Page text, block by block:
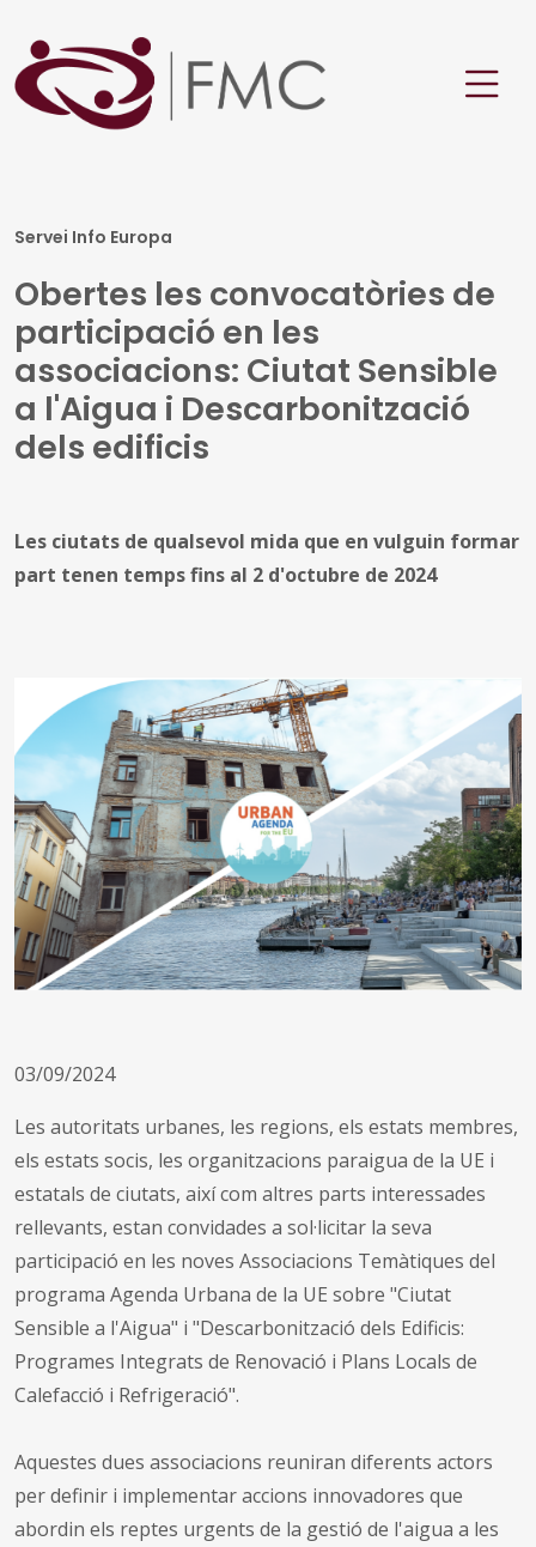
Servei Info Europa
Obertes les convocatòries de
participació en les
associacions: Ciutat Sensible
a l'Aigua i Descarbonització
dels edificis
Les ciutats de qualsevol mida que en vulguin formar
part tenen temps fins al 2 d'octubre de 2024
03/09/2024
Les autoritats urbanes, les regions, els estats membres,
els estats socis, les organitzacions paraigua de la UE i
estatals de ciutats, així com altres parts interessades
rellevants, estan convidades a sol·licitar la seva
participació en les noves Associacions Temàtiques del
programa Agenda Urbana de la UE sobre "Ciutat
Sensible a l'Aigua" i "Descarbonització dels Edificis:
Programes Integrats de Renovació i Plans Locals de
Calefacció i Refrigeració".
Aquestes dues associacions reuniran diferents actors
per definir i implementar accions innovadores que
abordin els reptes urgents de la gestió de l'aigua a les